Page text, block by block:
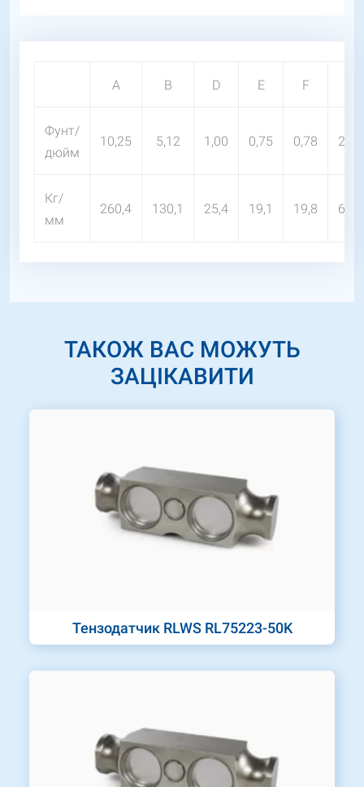
A B D E F
Фунт/
дюйм
10,25 5,12 1,00 0,75 0,78 2,40
Кг/
мм
260,4 130,1 25,4 19,1 19,8 61,0
ТАКОЖ ВАС МОЖУТЬ
ЗАЦІКАВИТИ
Тензодатчик RLWS RL75223-50K